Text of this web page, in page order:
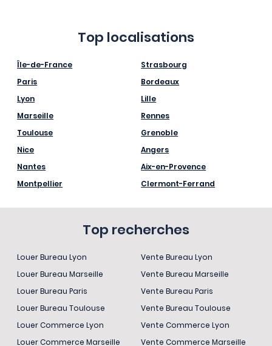
Top localisations
Île-de-France
Paris
Lyon
Marseille
Toulouse
Nice
Nantes
Montpellier
Strasbourg
Bordeaux
Lille
Rennes
Grenoble
Angers
Aix-en-Provence
Clermont-Ferrand
Top recherches
Louer Bureau Lyon
Louer Bureau Marseille
Louer Bureau Paris
Louer Bureau Toulouse
Louer Commerce Lyon
Louer Commerce Marseille
Vente Bureau Lyon
Vente Bureau Marseille
Vente Bureau Paris
Vente Bureau Toulouse
Vente Commerce Lyon
Vente Commerce Marseille